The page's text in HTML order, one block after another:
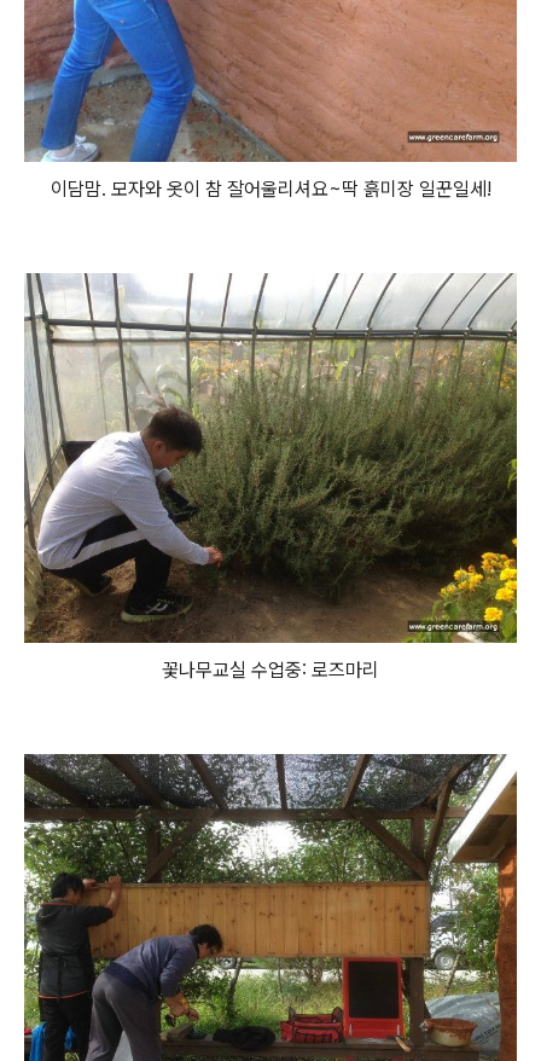
이담맘. 모자와 옷이 참 잘어울리셔요~딱 흙미장 일꾼일세!
꽃나무교실 수업중: 로즈마리